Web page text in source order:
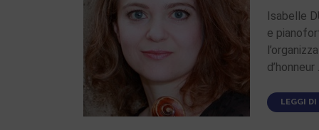
Isabelle
e
d’honneur
LEGGI DI